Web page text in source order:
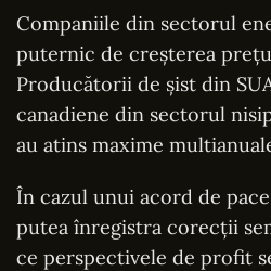
Companiile din sectorul
puternic de creșterea
Producătorii de șist din
canadiene din sectorul
au atins maxime
În cazul unui acord de
putea înregistra corecții
ce perspectivele de profit